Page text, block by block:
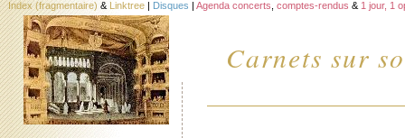
Carnets sur
Index (fragmentaire) & Linktree | Disques | Agenda concerts comptes-rendus & 1 jour, 1